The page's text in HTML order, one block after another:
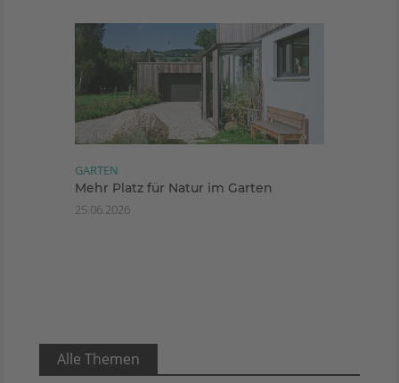
GARTEN
Mehr Platz für Natur im Garten
25.06.2026
Alle Themen